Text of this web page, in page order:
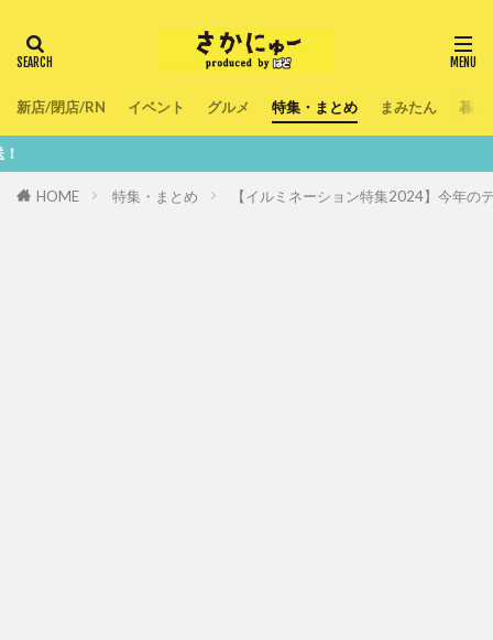
新店/閉店/RN イベント グルメ 特集・まとめ まみたん 暮ら
HOME 特集・まとめ 【イルミネーション特集2024】今年